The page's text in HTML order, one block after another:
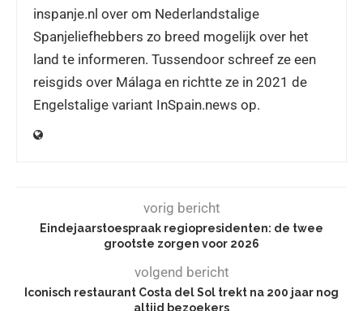
inspanje.nl over om Nederlandstalige
Spanjeliefhebbers zo breed mogelijk over het
land te informeren. Tussendoor schreef ze een
reisgids over Málaga en richtte ze in 2021 de
Engelstalige variant InSpain.news op.
vorig bericht
Eindejaarstoespraak regiopresidenten: de twee
grootste zorgen voor 2026
volgend bericht
Iconisch restaurant Costa del Sol trekt na 200 jaar nog
altijd bezoekers